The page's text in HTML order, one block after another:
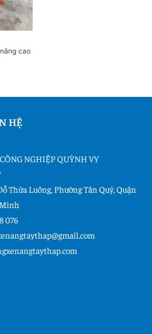
cao
HỆ
NGHIỆP QUỲNH VY
Thừa Luông, Phường Tân Quý, Quận
076